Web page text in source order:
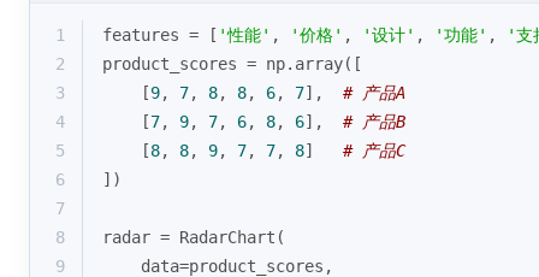
1 features = [ '性能' , '价格' , '设计' , '功能' ,
'支
2
product_scores = np.array([
3
    [
9, 7, 8, 8, 6, 7], # 产品A
4
    [
7, 9, 7, 6, 8, 6], # 产品B
5
    [
8, 8, 9, 7, 7, 8] # 产品C
6
])
7
8
radar = RadarChart(
9
    data=product_scores,